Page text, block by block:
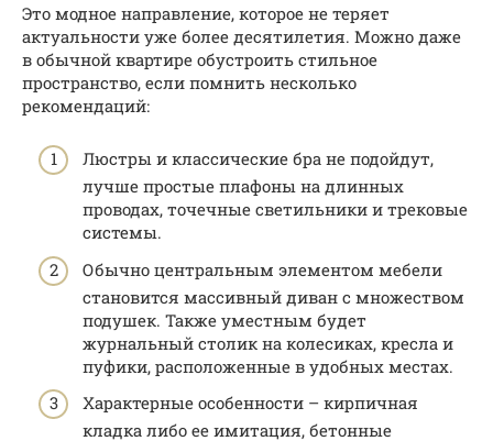
Это модное направление, которое не теряет
актуальности уже более десятилетия. Можно даже
в обычной квартире обустроить стильное
пространство, если помнить несколько
рекомендаций:
Люстры и классические бра не подойдут,
лучше простые плафоны на длинных
проводах, точечные светильники и трековые
системы.
Обычно центральным элементом мебели
становится массивный диван с множеством
подушек. Также уместным будет
журнальный столик на колесиках, кресла и
пуфики, расположенные в удобных местах.
Характерные особенности – кирпичная
кладка либо ее имитация, бетонные